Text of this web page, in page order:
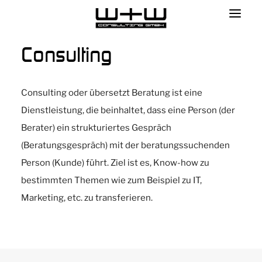
Consulting
Consulting oder übersetzt Beratung ist eine
Dienstleistung, die beinhaltet, dass eine Person (der
Berater) ein strukturiertes Gespräch
(Beratungsgespräch) mit der beratungssuchenden
Person (Kunde) führt. Ziel ist es, Know-how zu
bestimmten Themen wie zum Beispiel zu IT,
Marketing, etc. zu transferieren.